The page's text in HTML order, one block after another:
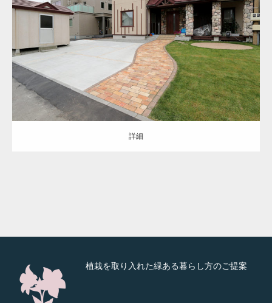
オープン 洋風 アプローチ 駐車スペース お庭 バーベキュースペース
土間コンクリート
レンガ 天然芝 花壇 苫小牧市 新築住宅
詳細
詳細
計算された配分は培ってきた技術と丁寧な職
人の技
住まわれる方の感性や品格を表している多彩
なデザイン力
植栽を取り入れた緑ある暮らし方のご提案